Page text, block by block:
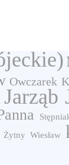
Owczarek
Jarząb
Żytny Wiesław